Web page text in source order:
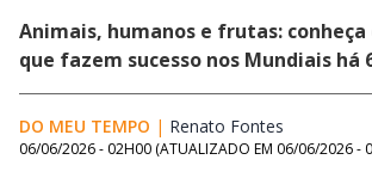
Animais, humanos e frutas: conheça
que fazem sucesso nos Mundiais há
DO MEU TEMPO | Renato Fontes
06/06/2026 - 02H00 (ATUALIZADO EM 06/06/2026 -